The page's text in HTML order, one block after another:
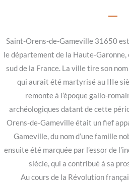
Saint-Orens-de-Gameville 31650
le département de la Haute-
sud de la France. La ville tire son
qui aurait été martyrisé au IIIe
remonte à l’époque gallo-
archéologiques datant de cette
Orens-de-Gameville était un fief
Gameville, du nom d’une famille
ensuite été marquée par l’essor de
siècle, qui a contribué à sa
Au cours de la Révolution